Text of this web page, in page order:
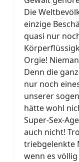
Die
einzige
quasi nur
Orgie!
Denn die
nur noch
unserer
hätte wohl
Super-Sex-
auch nicht!
triebgelenkte
wenn es